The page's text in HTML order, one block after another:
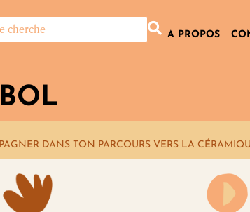
A PROPOS
DANS TON PARCOURS VERS LA